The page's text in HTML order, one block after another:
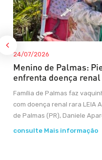
24/07/2026
Menino de Palmas:
enfrenta doença
Família de Palmas faz
com doença renal rara LEIA
de Palmas (PR), Daniele
consulte Mais informação